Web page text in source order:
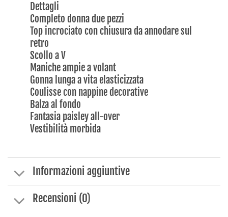
Dettagli
Completo donna due pezzi
Top incrociato con chiusura da annodare sul
retro
Scollo a V
Maniche ampie a volant
Gonna lunga a vita elasticizzata
Coulisse con nappine decorative
Balza al fondo
Fantasia paisley all-over
Vestibilità morbida
Informazioni aggiuntive
Recensioni (0)